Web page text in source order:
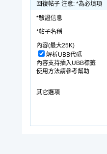
回復帖子 注意: *為必填項
*驗證信息
*帖子名稱
內容(最大25K)
解析UBB代碼
內容支持插入UBB標籤
使用方法請參考幫助
其它選項